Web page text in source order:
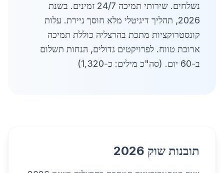
נשלחים. שירותי תמיכה 24/7 זמינים. בשנת
2026, תהליך דיגיטלי מלא חוסך ניירת. עלות
קונסטרוקציות מתכת בהרצליה כוללת תמיכה
ארוכת טווח. לפרויקטים גדולים, הנחות תשלום
ב-60 יום. (סה"כ מילים: כ-1,320)
תובנות שוק 2026